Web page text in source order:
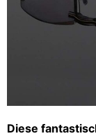
Diese